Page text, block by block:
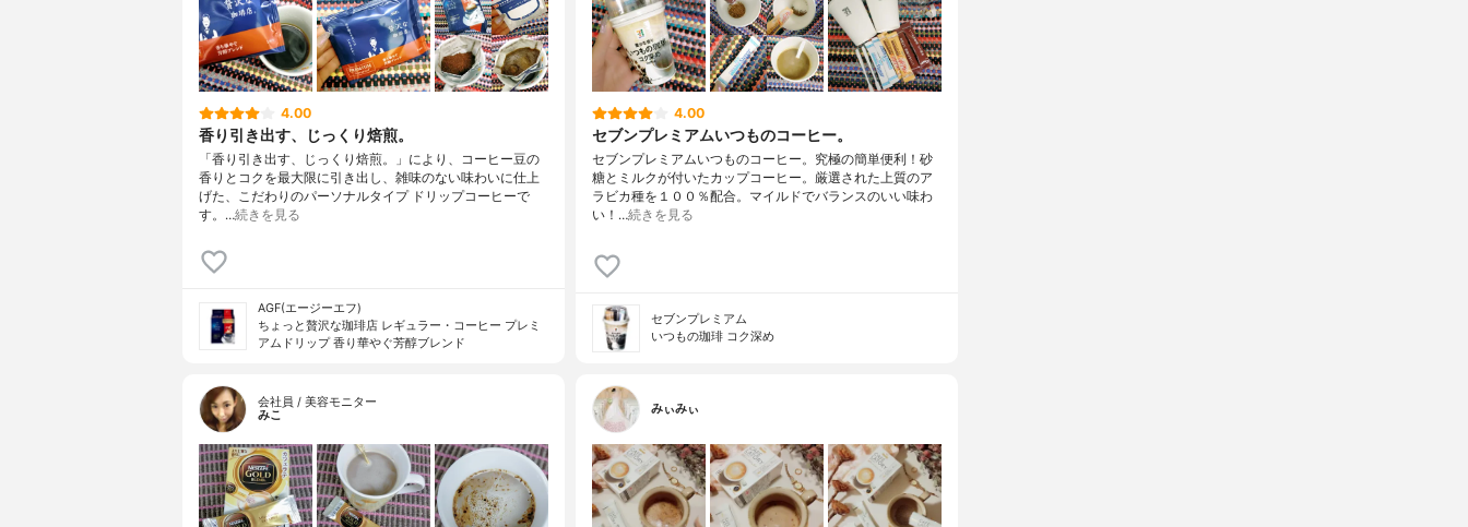
4.00
香り引き出す、じっくり焙煎。
「香り引き出す、じっくり焙煎。」により、コーヒー豆の
香りとコクを最大限に引き出し、雑味のない味わいに仕上
げた、こだわりのパーソナルタイプ ドリップコーヒーで
す。…続きを見る
AGF(エージーエフ)
ちょっと贅沢な珈琲店 レギュラー・コーヒー プレミ
アムドリップ 香り華やぐ芳醇ブレンド
4.00
セブンプレミアムいつものコーヒー。
セブンプレミアムいつものコーヒー。究極の簡単便利！砂
糖とミルクが付いたカップコーヒー。厳選された上質のア
ラビカ種を１００％配合。マイルドでバランスのいい味わ
い！…続きを見る
セブンプレミアム
いつもの珈琲 コク深め
会社員 / 美容モニター
みこ
みぃみぃ